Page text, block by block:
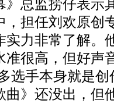
总监捞仔表示
，担任刘欢原创
力非常了解。
准很高，但好声
选手本身就是
曲》还没出，但